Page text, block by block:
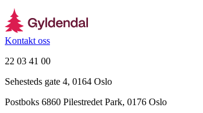
Kontakt oss
22 03 41 00
Sehesteds gate 4, 0164 Oslo
Postboks 6860 Pilestredet Park, 0176 Oslo